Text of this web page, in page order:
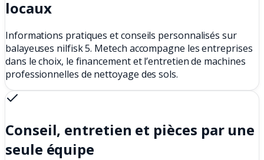
locaux
Informations pratiques et conseils personnalisés sur
balayeuses nilfisk 5. Metech accompagne les entreprises
dans le choix, le financement et l’entretien de machines
professionnelles de nettoyage des sols.
Conseil, entretien et pièces par une
seule équipe